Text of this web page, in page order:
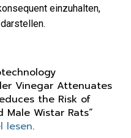
einzuhalten,
Vinegar Attenuates
the Risk of
Male Wistar Rats“
lesen.